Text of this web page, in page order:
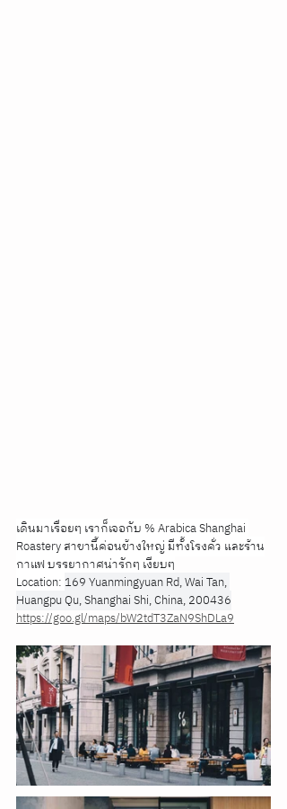
เดินมาเรื่อยๆ เราก็เจอกับ % Arabica Shanghai
Roastery สาขานี้ค่อนข้างใหญ่ มีทั้งโรงคั่ว และร้าน
กาแฟ บรรยากาศน่ารักๆ เงียบๆ
Location: 169 Yuanmingyuan Rd, Wai Tan,
Huangpu Qu, Shanghai Shi, China, 200436
https://goo.gl/maps/bW2tdT3ZaN9ShDLa9